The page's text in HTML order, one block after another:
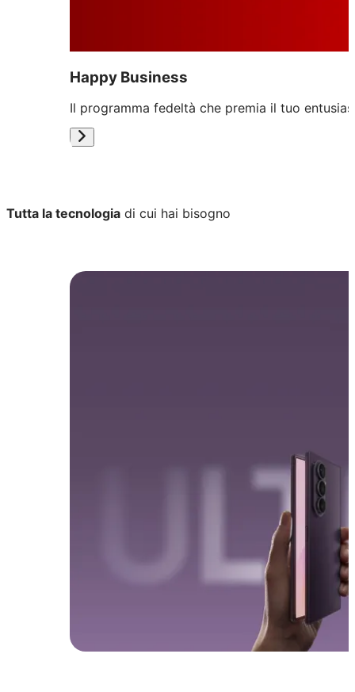
Happy Business
Il programma fedeltà che premia il tuo
Tutta la tecnologia di cui hai bisogno